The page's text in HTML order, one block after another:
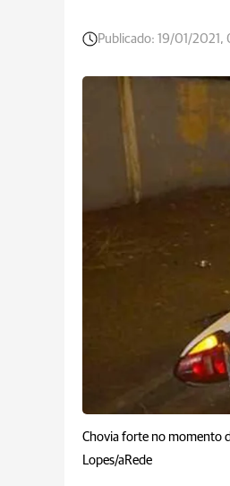
Publicado: 19/01/2021,
Chovia forte no momento
Lopes/aRede